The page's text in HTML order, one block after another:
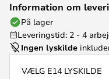
Information om
På lager
Leveringstid: 2 - 4
Ingen lyskilde
VÆLG E14 LYSKILDE